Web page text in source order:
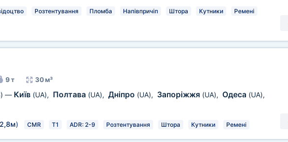
Розтентування Пломба Напівпричіп Штора Кутники Ремені
9 т 30 м³
— Київ (UA), Полтава (UA), Дніпро (UA), Запоріжжя (UA), Одеса (UA),
2,8м) CMR T1 ADR: 2-9 Розтентування Штора Кутники Ремені